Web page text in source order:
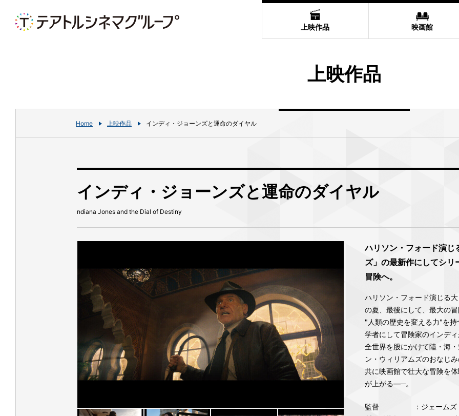
上映作品 映画館
上映作品
Home 上映作品 インディ・ジョーンズと運命のダイヤル
インディ・ジョーンズと運命のダイヤル
ndiana Jones and the Dial of Destiny
ハリソン・フォード演じ
ズ」の最新作にしてシ
冒険へ。
ハリソン・フォード演じる
の夏、最後にして、最大の
"人類の歴史を変える力"を
学者にして冒険家のインデ
全世界を股にかけて陸・海
ン・ウィリアムズのおなじ
共に映画館で壮大な冒険を
が上がる―─。
監督
：ジェーム